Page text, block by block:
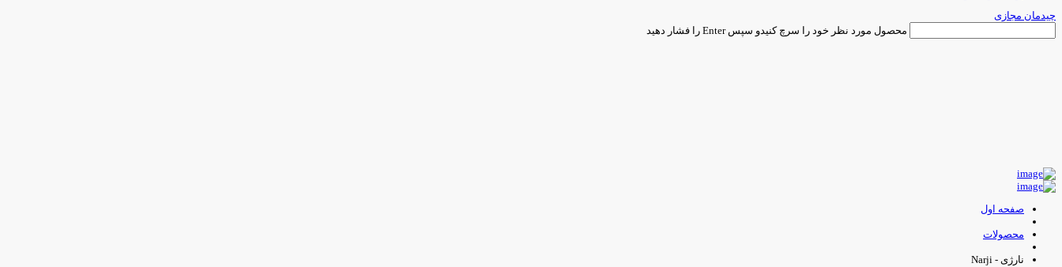
چیدمان مجازی
محصول مورد نظر خود را سرچ کنیدو سپس Enter را فشار دهید
صفحه اول
محصولات
نارژی - Narji